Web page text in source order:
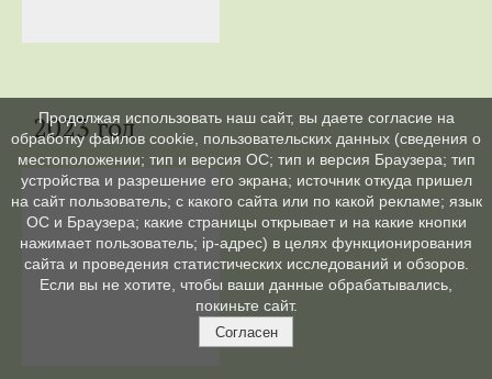
2023 год
Продолжая использовать наш сайт, вы даете согласие на
обработку файлов cookie, пользовательских данных (сведения о
местоположении; тип и версия ОС; тип и версия Браузера; тип
устройства и разрешение его экрана; источник откуда пришел
на сайт пользователь; с какого сайта или по какой рекламе; язык
ОС и Браузера; какие страницы открывает и на какие кнопки
нажимает пользователь; ip-адрес) в целях функционирования
сайта и проведения статистических исследований и обзоров.
Если вы не хотите, чтобы ваши данные обрабатывались,
покиньте сайт.
Согласен